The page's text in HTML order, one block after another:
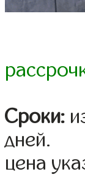
Сроки:
дней.
цена